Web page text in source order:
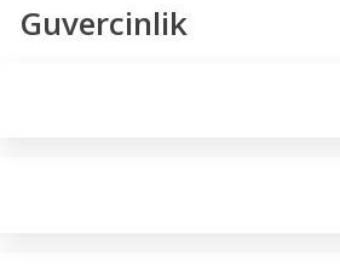
Guvercinlik